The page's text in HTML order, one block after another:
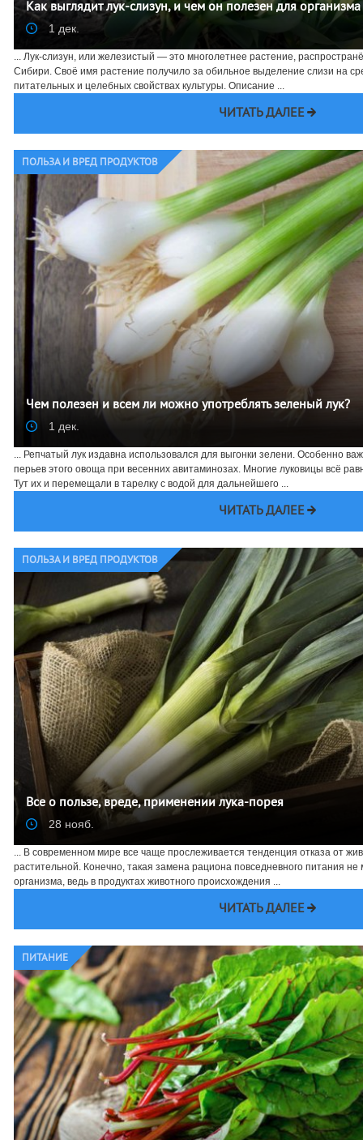
Как выглядит лук-слизун, и чем он полезен для организма
1 дек.
... Лук-слизун, или железистый — это многолетнее растение,
Сибири. Своё имя растение получило за обильное выделение слизи на
питательных и целебных свойствах культуры. Описание ...
ЧИТАТЬ ДАЛЕЕ
ПОЛЬЗА И ВРЕД ПРОДУКТОВ
Чем полезен и всем ли можно употреблять зеленый лук?
1 дек.
... Репчатый лук издавна использовался для выгонки зелени. Особенно
перьев этого овоща при весенних авитаминозах. Многие луковицы всё
Тут их и перемещали в тарелку с водой для дальнейшего ...
ЧИТАТЬ ДАЛЕЕ
ПОЛЬЗА И ВРЕД ПРОДУКТОВ
Все о пользе, вреде, применении лука-порея
28 нояб.
... В современном мире все чаще прослеживается тенденция отказа от
растительной. Конечно, такая замена рациона повседневного питания
организма, ведь в продуктах животного происхождения ...
ЧИТАТЬ ДАЛЕЕ
ПИТАНИЕ